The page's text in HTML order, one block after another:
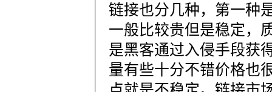
链接也分几种，第一种
一般比较贵但是稳定，
是黑客通过入侵手段获
量有些十分不错价格也